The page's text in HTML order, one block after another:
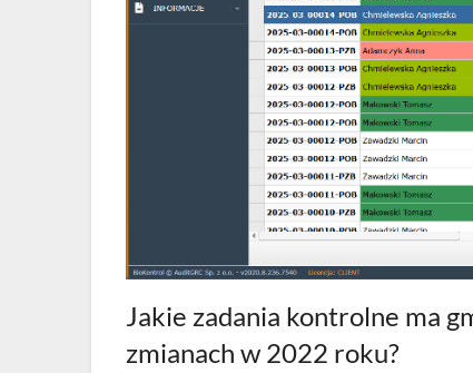
Jakie zadania kontrolne ma
zmianach w 2022 roku?